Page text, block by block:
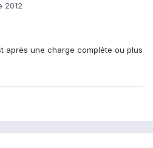
2012
après une charge complète ou plus